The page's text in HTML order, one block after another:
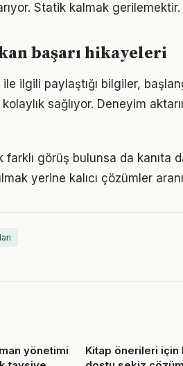
Statik kalmak gerilemektir.
başarı hikayeleri
ilgili paylaştığı bilgiler,
sağlıyor. Deneyim
görüş bulunsa da kanıta
yerine kalıcı çözümler
yönetimi
Kitap önerileri için